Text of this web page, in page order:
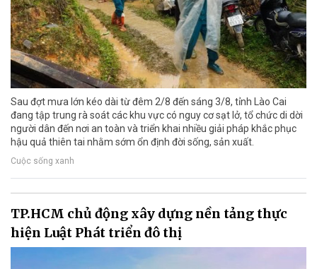
Sau đợt mưa lớn kéo dài từ đêm 2/8 đến sáng 3/8, tỉnh Lào Cai
đang tập trung rà soát các khu vực có nguy cơ sạt lở, tổ chức di dời
người dân đến nơi an toàn và triển khai nhiều giải pháp khắc phục
hậu quả thiên tai nhằm sớm ổn định đời sống, sản xuất.
Cuộc sống xanh
TP.HCM chủ động xây dựng nền tảng thực
hiện Luật Phát triển đô thị